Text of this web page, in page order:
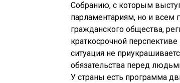
Собранию, с которым
парламентариям, но и всем
гражданского общества,
краткосрочной
ситуация не
обязательства перед
У страны есть программа